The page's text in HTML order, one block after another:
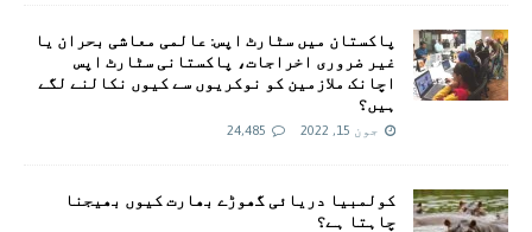
پاکستان میں سٹارٹ اپس: عالمی معاشی بحران یا
غیر ضروری اخراجات، پاکستانی سٹارٹ اپس
اچانک ملازمین کو نوکریوں سے کیوں نکالنے لگے
ہیں؟
جون 15, 2022 24,485
کولمبیا دریائی گھوڑے بھارت کیوں بھیجنا
چاہتا ہے؟